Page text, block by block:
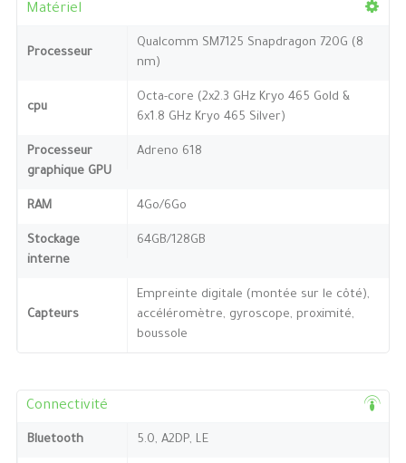
Matériel
Processeur
Qualcomm SM7125 Snapdragon 720G (8
nm)
cpu
Octa-core (2x2.3 GHz Kryo 465 Gold &
6x1.8 GHz Kryo 465 Silver)
Processeur
graphique GPU
Adreno 618
RAM 4Go/6Go
Stockage
interne
64GB/128GB
Capteurs
Empreinte digitale (montée sur le côté),
accéléromètre, gyroscope, proximité,
boussole
Connectivité
Bluetooth 5.0, A2DP, LE